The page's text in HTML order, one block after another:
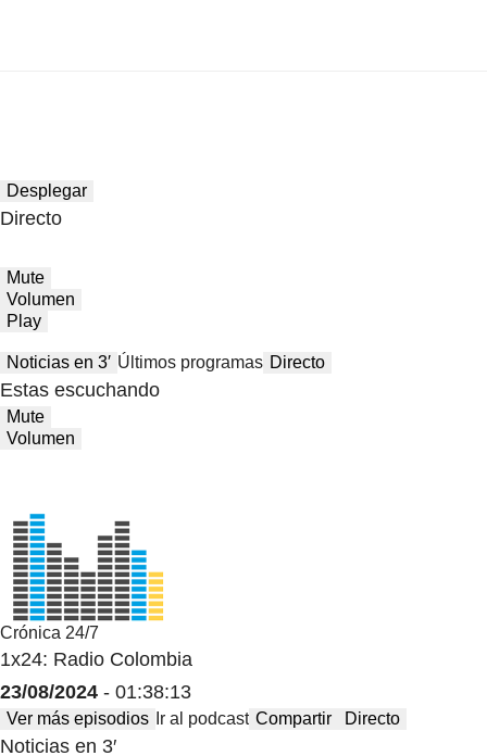
Desplegar
Directo
Mute
Volumen
Play
Noticias en 3′ Últimos programas Directo
Estas escuchando
Mute
Volumen
Crónica 24/7
1x24: Radio Colombia
23/08/2024 - 01:38:13
Ver más episodios Ir al podcast Compartir Directo
Noticias en 3′